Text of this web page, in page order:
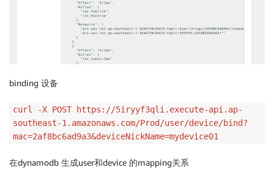
binding 设备
curl -X POST https://5iryyf3qli.execute-api.ap-
southeast-1.amazonaws.com/Prod/user/device/bind?
mac=2af8bc6ad9a3&deviceNickName=mydevice01
在dynamodb 生成user和device 的mapping关系